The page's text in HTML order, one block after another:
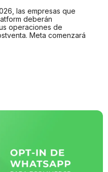
las empresas que
deberán
operaciones de
Meta comenzará